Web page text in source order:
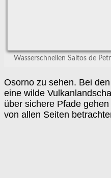
Wasserschnellen Saltos de
Osorno zu sehen. Bei
eine wilde
über sichere Pfade
von allen Seiten